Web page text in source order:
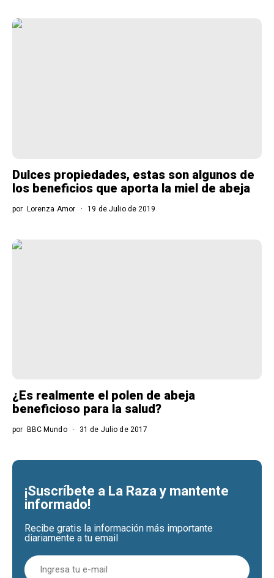
Dulces propiedades, estas son algunos de
los beneficios que aporta la miel de abeja
por Lorenza Amor 19 de Julio de 2019
¿Es realmente el polen de abeja
beneficioso para la salud?
por BBC Mundo 31 de Julio de 2017
¡Suscríbete a La Raza y mantente
informado!
Recibe gratis la información más importante
diariamente a tu email